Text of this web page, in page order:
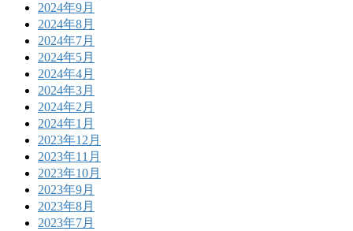
2024年9月
2024年8月
2024年7月
2024年5月
2024年4月
2024年3月
2024年2月
2024年1月
2023年12月
2023年11月
2023年10月
2023年9月
2023年8月
2023年7月